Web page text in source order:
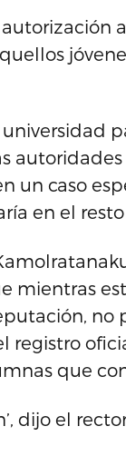
un caso
en el
mientras
no
registro
que
dijo el